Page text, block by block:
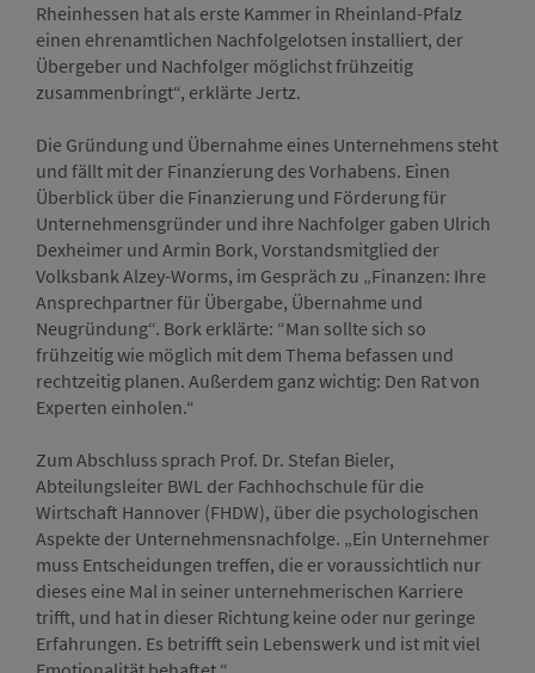
Rheinhessen hat als erste Kammer in Rheinland-Pfalz
einen ehrenamtlichen Nachfolgelotsen installiert, der
Übergeber und Nachfolger möglichst frühzeitig
zusammenbringt“, erklärte Jertz.
Die Gründung und Übernahme eines Unternehmens steht
und fällt mit der Finanzierung des Vorhabens. Einen
Überblick über die Finanzierung und Förderung für
Unternehmensgründer und ihre Nachfolger gaben Ulrich
Dexheimer und Armin Bork, Vorstandsmitglied der
Volksbank Alzey-Worms, im Gespräch zu „Finanzen: Ihre
Ansprechpartner für Übergabe, Übernahme und
Neugründung“. Bork erklärte: “Man sollte sich so
frühzeitig wie möglich mit dem Thema befassen und
rechtzeitig planen. Außerdem ganz wichtig: Den Rat von
Experten einholen.“
Zum Abschluss sprach Prof. Dr. Stefan Bieler,
Abteilungsleiter BWL der Fachhochschule für die
Wirtschaft Hannover (FHDW), über die psychologischen
Aspekte der Unternehmensnachfolge. „Ein Unternehmer
muss Entscheidungen treffen, die er voraussichtlich nur
dieses eine Mal in seiner unternehmerischen Karriere
trifft, und hat in dieser Richtung keine oder nur geringe
Erfahrungen. Es betrifft sein Lebenswerk und ist mit viel